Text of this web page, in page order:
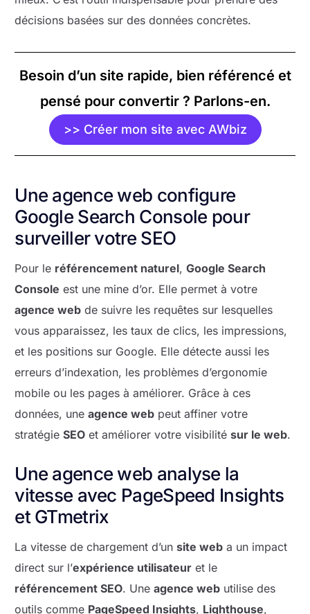
décisions basées sur des données concrètes.
Besoin d’un site rapide, bien référencé et
pensé pour convertir ? Parlons-en.
>> Créer mon site avec AWbiz
Une agence web configure
Google Search Console pour
surveiller votre SEO
Pour le référencement naturel,Google Search
Console est une mine d’or. Elle permet à votre
agence web de suivre les requêtes sur lesquelles
vous apparaissez, les taux de clics, les impressions,
et les positions sur Google. Elle détecte aussi les
erreurs d’indexation, les problèmes d’ergonomie
mobile ou les pages à améliorer. Grâce à ces
données, uneagence web peut affiner votre
stratégieSEO et améliorer votre visibilitésur le web.
Une agence web analyse la
vitesse avec PageSpeed Insights
et GTmetrix
La vitesse de chargement d’unsite web a un impact
direct sur l’expérience utilisateur et le
référencement SEO. Uneagence web utilise des
outils comme PageSpeed Insights, Lighthouse,